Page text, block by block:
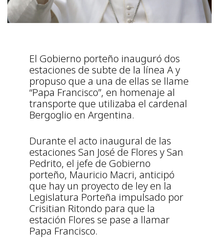
El Gobierno porteño inauguró dos
estaciones de subte de la línea A y
propuso que a una de ellas se llame
“Papa Francisco”, en homenaje al
transporte que utilizaba el cardenal
Bergoglio en Argentina.
Durante el acto inaugural de las
estaciones San José de Flores y San
Pedrito, el jefe de Gobierno
porteño, Mauricio Macri, anticipó
que hay un proyecto de ley en la
Legislatura Porteña impulsado por
Crisitian Ritondo para que la
estación Flores se pase a llamar
Papa Francisco.